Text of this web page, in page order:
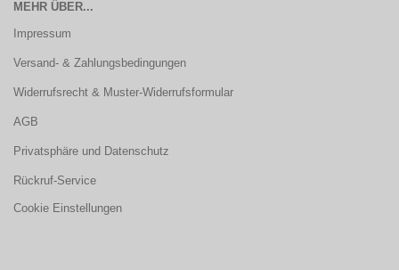
MEHR ÜBER...
Impressum
Versand- & Zahlungsbedingungen
Widerrufsrecht & Muster-Widerrufsformular
AGB
Privatsphäre und Datenschutz
Rückruf-Service
Cookie Einstellungen